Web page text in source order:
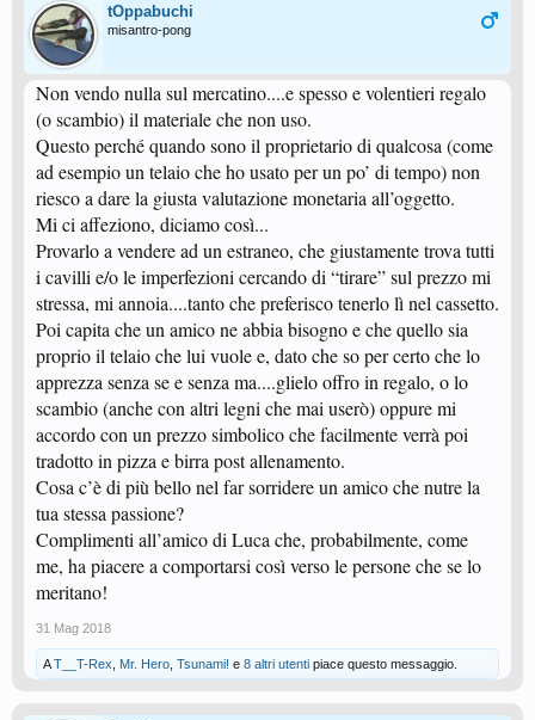
tOppabuchi
misantro-pong
Non vendo nulla sul mercatino....e spesso e volentieri regalo
(o scambio) il materiale che non uso.
Questo perché quando sono il proprietario di qualcosa (come
ad esempio un telaio che ho usato per un po’ di tempo) non
riesco a dare la giusta valutazione monetaria all’oggetto.
Mi ci affeziono, diciamo così...
Provarlo a vendere ad un estraneo, che giustamente trova tutti
i cavilli e/o le imperfezioni cercando di “tirare” sul prezzo mi
stressa, mi annoia....tanto che preferisco tenerlo lì nel cassetto.
Poi capita che un amico ne abbia bisogno e che quello sia
proprio il telaio che lui vuole e, dato che so per certo che lo
apprezza senza se e senza ma....glielo offro in regalo, o lo
scambio (anche con altri legni che mai userò) oppure mi
accordo con un prezzo simbolico che facilmente verrà poi
tradotto in pizza e birra post allenamento.
Cosa c’è di più bello nel far sorridere un amico che nutre la
tua stessa passione?
Complimenti all’amico di Luca che, probabilmente, come
me, ha piacere a comportarsi così verso le persone che se lo
meritano!
31 Mag 2018
AT__T-Rex Mr. Hero Tsunami! e 8 altri utenti piace questo messaggio.